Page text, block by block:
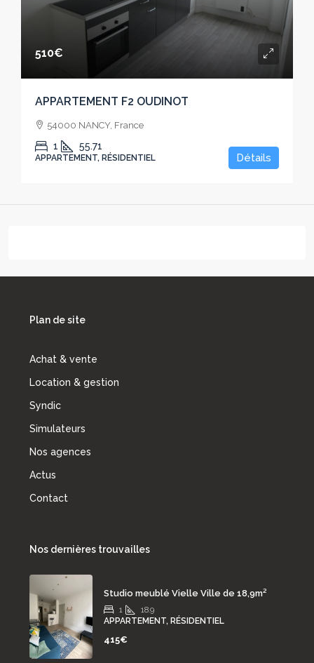
510€
APPARTEMENT F2 OUDINOT
54000 NANCY, France
1 55.71
APPARTEMENT, RÉSIDENTIEL Détails
Plan de site
Achat & vente
Location & gestion
Syndic
Simulateurs
Nos agences
Actus
Contact
Nos dernières trouvailles
Studio meublé Vielle Ville de 18,9m²
1
18.9
APPARTEMENT, RÉSIDENTIEL
415€